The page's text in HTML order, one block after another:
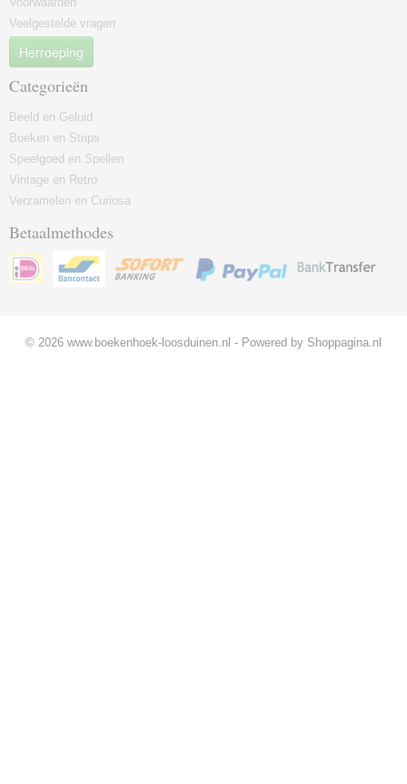
Veelgestelde vragen
Herroeping
Categorieën
Beeld en Geluid
Boeken en Strips
Speelgoed en Spellen
Vintage en Retro
Verzamelen en Curiosa
Betaalmethodes
© 2026 www.boekenhoek-loosduinen.nl - Powered by Shoppagina.nl